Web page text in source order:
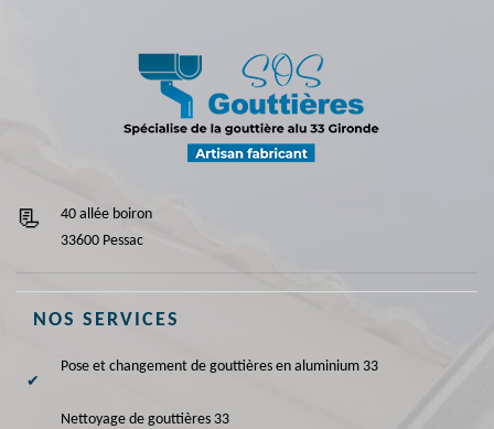
40 allée boiron
33600 Pessac
NOS SERVICES
Pose et changement de gouttières en aluminium 33
Nettoyage de gouttières 33